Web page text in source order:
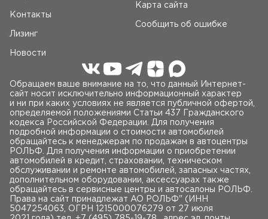
Контакты
Лизинг
Новости
Карта сайта
Сообщить об ошибке
Обращаем ваше внимание на то, что данный Интернет-
сайт носит исключительно информационный характер
и ни при каких условиях не является публичной офертой,
определяемой положениями Статьи 437 Гражданского
кодекса Российской Федерации. Для получения
подробной информации о стоимости автомобилей
обращайтесь к менеджерам по продажам в автоцентры
РОЛЬФ. Для получения информации о приобретении
автомобилей в кредит, страховании, техническом
обслуживании и ремонте автомобилей, запасных частях,
дополнительном оборудовании, аксессуарах также
обращайтесь в сервисные центры и автосалоны РОЛЬФ.
Права на сайт принадлежат AO РОЛЬФ" (ИНН
5047254063, ОГРН 1215000076279 от 27 июля